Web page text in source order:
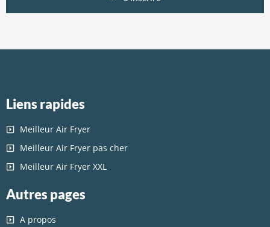
Liens rapides
Meilleur Air Fryer
Meilleur Air Fryer pas cher
Meilleur Air Fryer XXL
Autres pages
A propos